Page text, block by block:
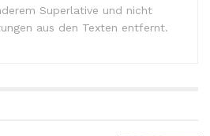
Superlative und nicht
aus den Texten entfernt.